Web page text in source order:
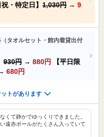
・特定日】 1,030円 → 9
タオルセット・館内着貸出付
930円 → 880円
【平日限
680円
トがあります
くて静かでゆっくりできました。
遠赤ボールがたくさん入っていて